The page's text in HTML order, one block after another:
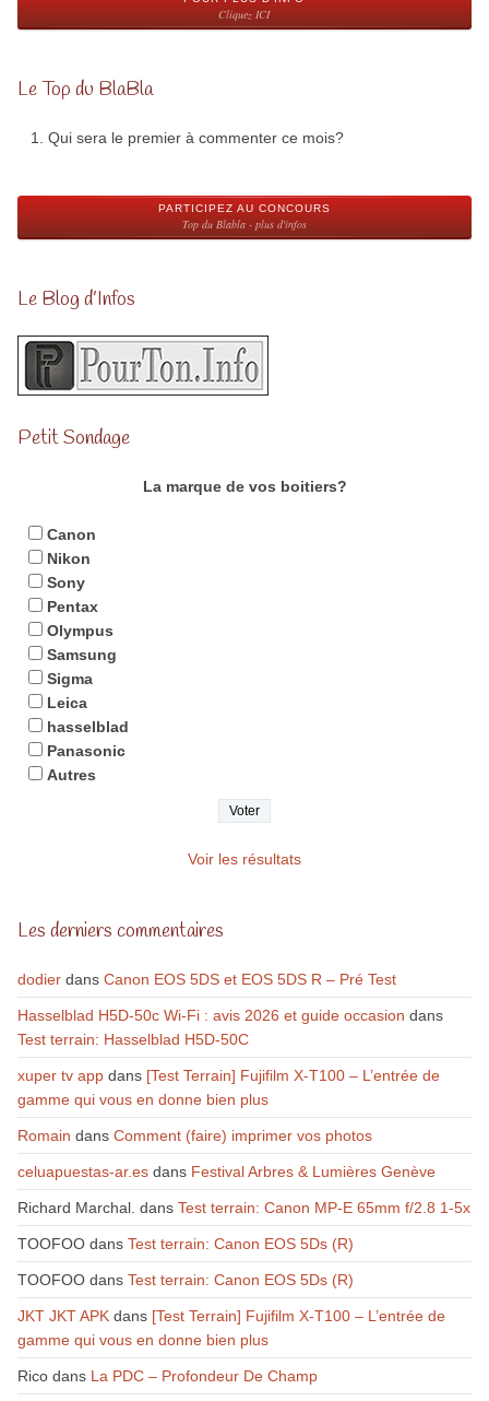
Cliquez ICI
Le Top du BlaBla
Qui sera le premier à commenter ce mois?
PARTICIPEZ AU CONCOURS
Top du Blabla - plus d'infos
Le Blog d’Infos
Petit Sondage
La marque de vos boitiers?
Canon
Nikon
Sony
Pentax
Olympus
Samsung
Sigma
Leica
hasselblad
Panasonic
Autres
Voir les résultats
Les derniers commentaires
dodierdans Canon EOS 5DS et EOS 5DS R – Pré Test
Hasselblad H5D-50c Wi-Fi : avis 2026 et guide occasion dans
Test terrain: Hasselblad H5D-50C
xuper tv appdans [Test Terrain] Fujifilm X-T100 – L’entrée de
gamme qui vous en donne bien plus
Romain dans Comment (faire) imprimer vos photos
celuapuestas-ar.esdans Festival Arbres & Lumières Genève
Richard Marchal. dans Test terrain: Canon MP-E 65mm f/2.8 1-5x
TOOFOOdans Test terrain: Canon EOS 5Ds (R)
TOOFOOdans Test terrain: Canon EOS 5Ds (R)
JKT JKT APKdans [Test Terrain] Fujifilm X-T100 – L’entrée de
gamme qui vous en donne bien plus
Ricodans La PDC – Profondeur De Champ